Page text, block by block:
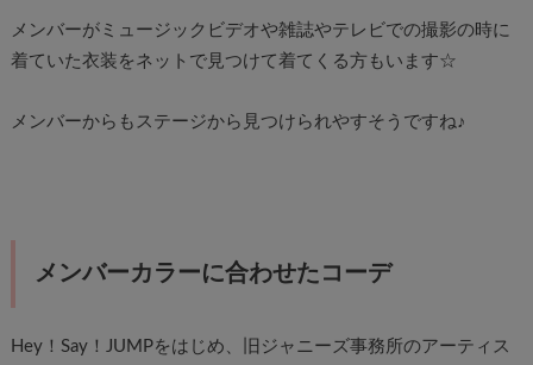
メンバーがミュージックビデオや雑誌やテレビでの撮影の時に
着ていた衣装をネットで見つけて着てくる方もいます☆
メンバーからもステージから見つけられやすそうですね♪
メンバーカラーに合わせたコーデ
Hey！Say！JUMPをはじめ、旧ジャニーズ事務所のアーティス